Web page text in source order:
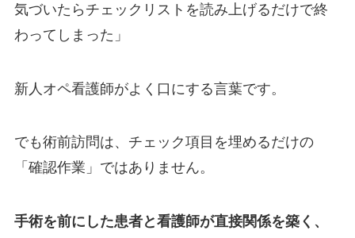
気づいたらチェックリストを読み上げるだけで終
わってしまった」
新人オペ看護師がよく口にする言葉です。
でも術前訪問は、チェック項目を埋めるだけの
「確認作業」ではありません。
手術を前にした患者と看護師が直接関係を築く、